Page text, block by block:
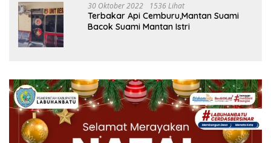
30 Oktober 2022 1536 Lihat
Terbakar Api Cemburu,Mantan Suami
Bacok Suami Mantan Istri